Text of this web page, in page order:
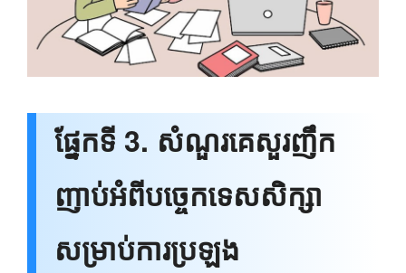
ផ្នែកទី 3. សំណួរគេសួរញឹក
ញាប់អំពីបច្ចេកទេសសិក្សា
សម្រាប់ការប្រឡង